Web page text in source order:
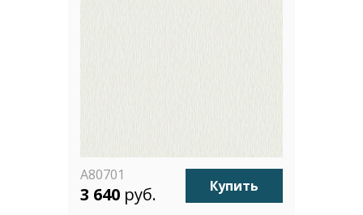
A80701
3 640 руб. Купить